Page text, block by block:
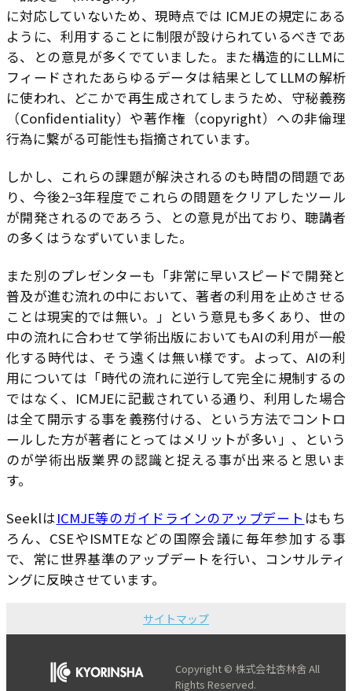
に対応していないため、現時点では ICMJEの規定にある
ように、利用することに制限が設けられているべきであ
る、との意見が多くでていました。また構造的にLLMに
フィードされたあらゆるデータは結果としてLLMの解析
に使われ、どこかで再生成されてしまうため、守秘義務
（Confidentiality）や著作権（copyright）への非倫理
行為に繋がる可能性も指摘されています。
しかし、これらの課題が解決されるのも時間の問題であ
り、今後2−3年程度でこれらの問題をクリアしたツール
が開発されるのであろう、との意見が出ており、聴講者
の多くはうなずいていました。
また別のプレゼンターも「非常に早いスピードで開発と
普及が進む流れの中において、著者の利用を止めさせる
ことは現実的では無い。」という意見も多くあり、世の
中の流れに合わせて学術出版においてもAIの利用が一般
化する時代は、そう遠くは無い様です。よって、AIの利
用については「時代の流れに逆行して完全に規制するの
ではなく、ICMJEに記載されている通り、利用した場合
は全て開示する事を義務付ける、という方法でコントロ
ールした方が著者にとってはメリットが多い」、という
のが学術出版業界の認識と捉える事が出来ると思いま
す。
SeeklはICMJE等のガイドラインのアップデート はもち
ろん、CSEやISMTEなどの国際会議に毎年参加する事
で、常に世界基準のアップデートを行い、コンサルティ
ングに反映させています。
サイトマップ
Copyright © 株式会社杏林舍 All
Rights Reserved.